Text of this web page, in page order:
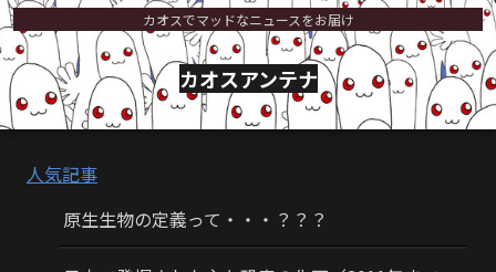
カオスでマッドなニュースをお届け
カオスアンテナ
人気記事
原生生物の定義って・・・？？？